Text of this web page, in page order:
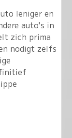
leniger en
auto's in
zich prima
nodigt zelfs